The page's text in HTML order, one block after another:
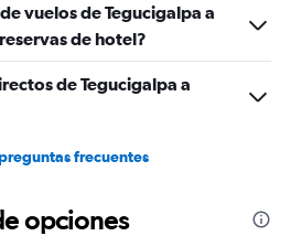
vuelos de Tegucigalpa a
de hotel?
de Tegucigalpa a
frecuentes
opciones